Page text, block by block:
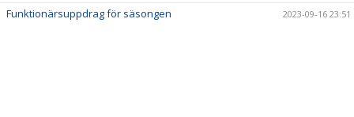
Funktionärsuppdrag för säsongen 2023-09-16 23:51